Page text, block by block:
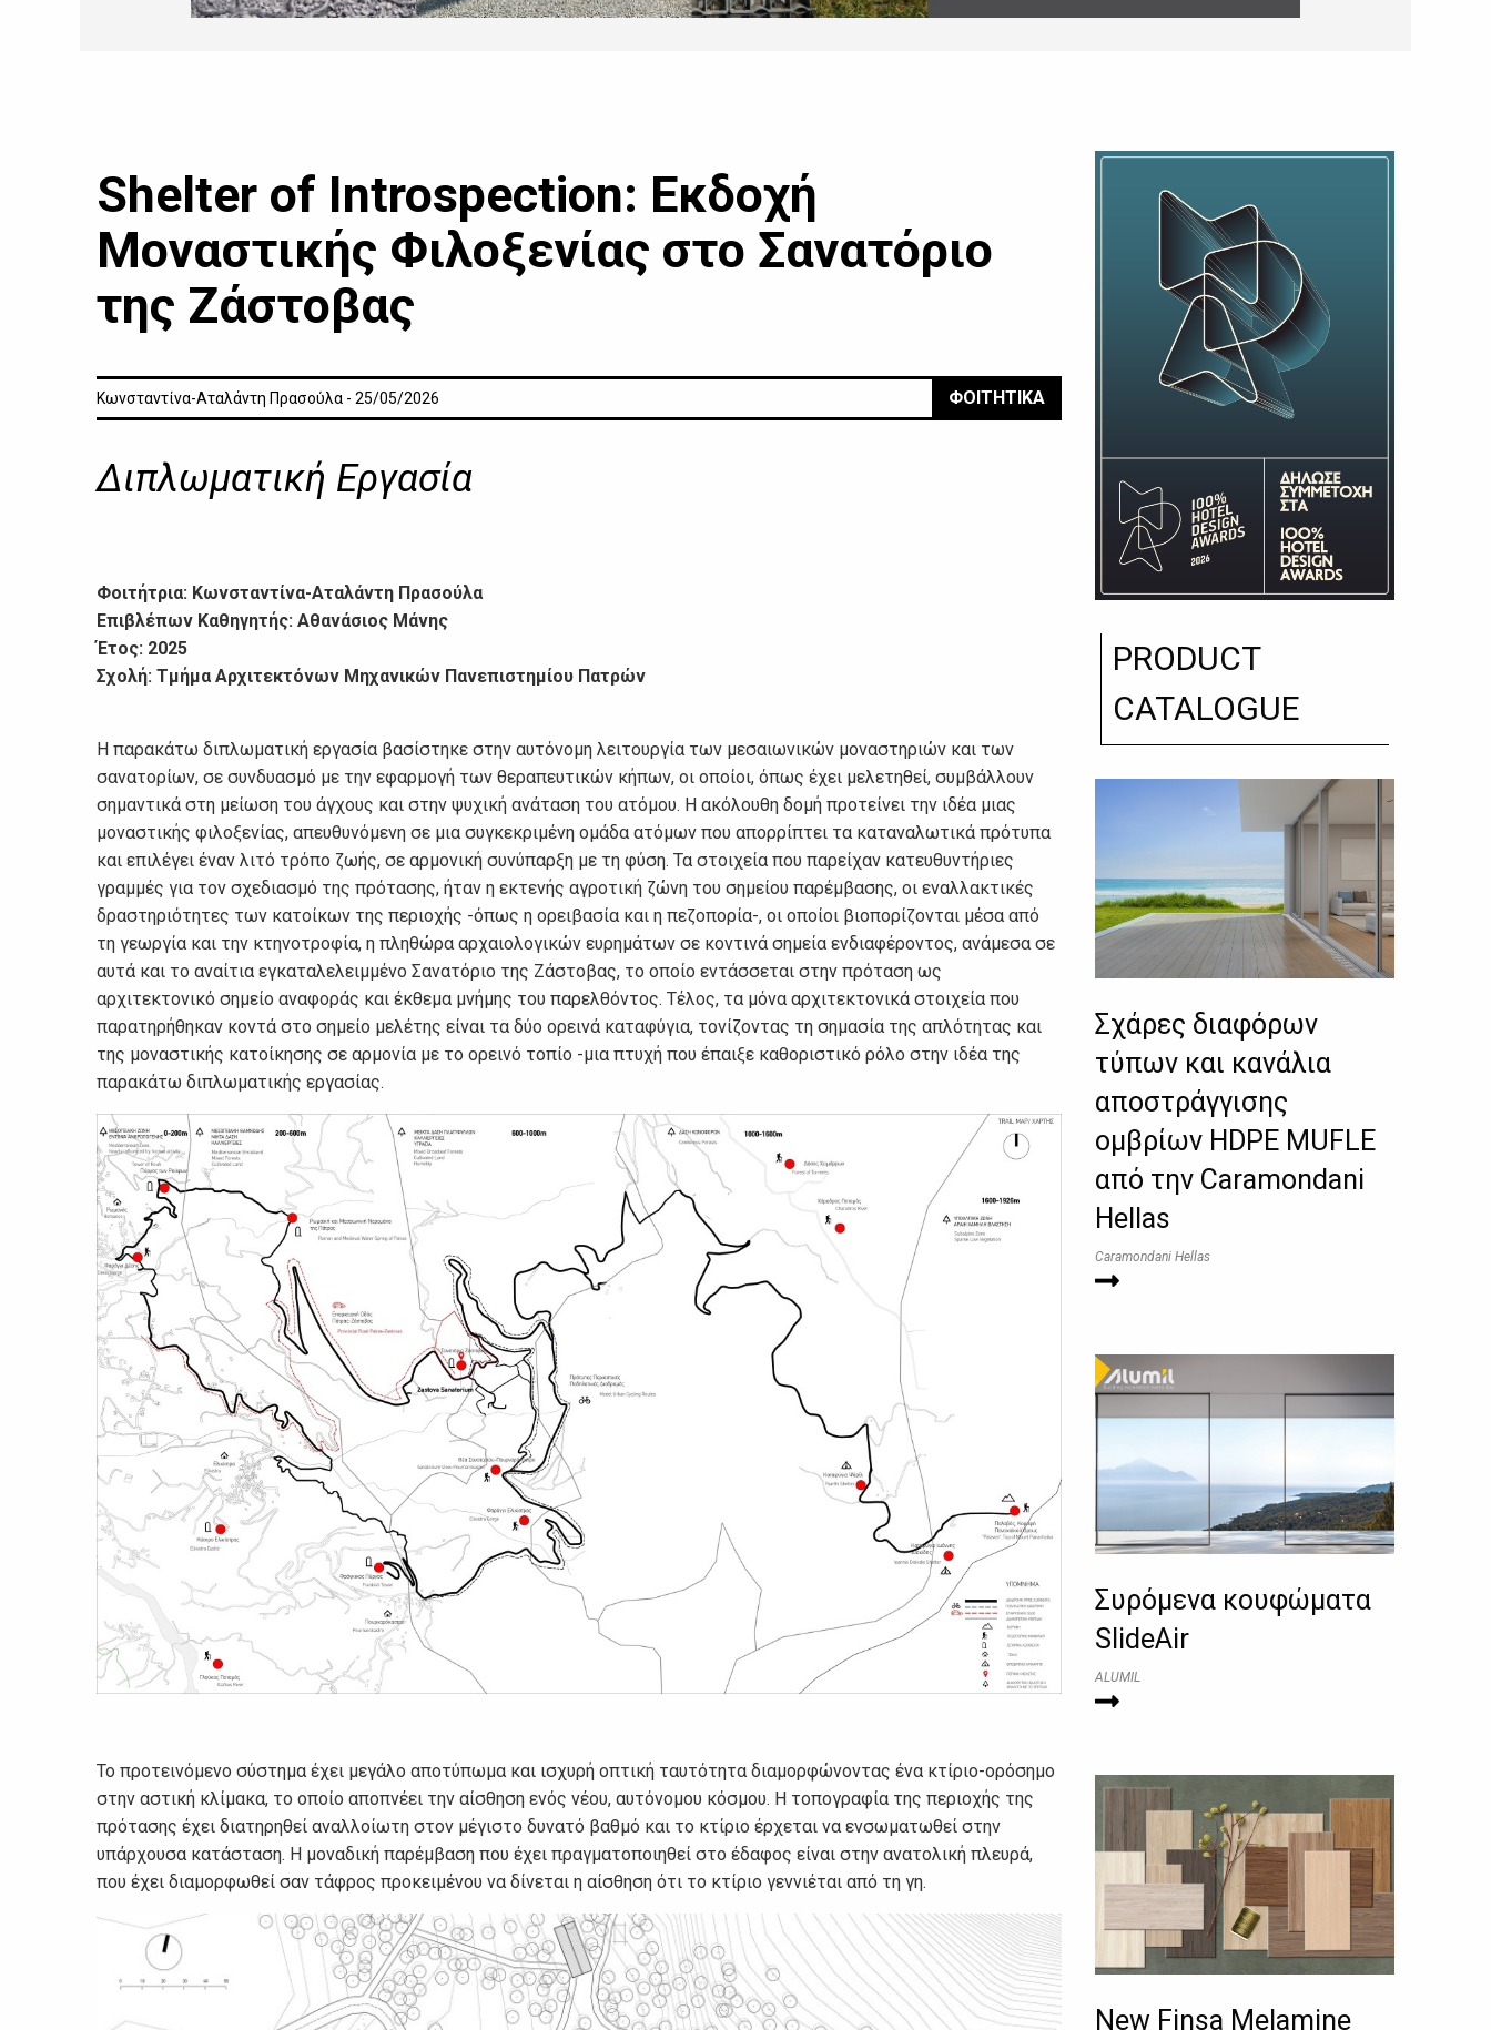
Shelter of Introspection: Εκδοχή
Μοναστικής Φιλοξενίας στο Σανατόριο
της Ζάστοβας
Κωνσταντίνα-Αταλάντη Πρασούλα - 25/05/2026 ΦΟΙΤΗΤΙΚΑ
Διπλωματική Εργασία
Φοιτήτρια: Κωνσταντίνα-Αταλάντη Πρασούλα
Επιβλέπων Καθηγητής: Αθανάσιος Μάνης
Έτος: 2025
Σχολή: Τμήμα Αρχιτεκτόνων Μηχανικών Πανεπιστημίου Πατρών
Η παρακάτω διπλωματική εργασία βασίστηκε στην αυτόνομη λειτουργία των μεσαιωνικών μοναστηριών και των
σανατορίων, σε συνδυασμό με την εφαρμογή των θεραπευτικών κήπων, οι οποίοι, όπως έχει μελετηθεί, συμβάλλουν
σημαντικά στη μείωση του άγχους και στην ψυχική ανάταση του ατόμου. Η ακόλουθη δομή προτείνει την ιδέα μιας
μοναστικής φιλοξενίας, απευθυνόμενη σε μια συγκεκριμένη ομάδα ατόμων που απορρίπτει τα καταναλωτικά πρότυπα
και επιλέγει έναν λιτό τρόπο ζωής, σε αρμονική συνύπαρξη με τη φύση. Τα στοιχεία που παρείχαν κατευθυντήριες
γραμμές για τον σχεδιασμό της πρότασης, ήταν η εκτενής αγροτική ζώνη του σημείου παρέμβασης, οι εναλλακτικές
δραστηριότητες των κατοίκων της περιοχής -όπως η ορειβασία και η πεζοπορία-, οι οποίοι βιοπορίζονται μέσα από
τη γεωργία και την κτηνοτροφία, η πληθώρα αρχαιολογικών ευρημάτων σε κοντινά σημεία ενδιαφέροντος, ανάμεσα σε
αυτά και το αναίτια εγκαταλελειμμένο Σανατόριο της Ζάστοβας, το οποίο εντάσσεται στην πρόταση ως
αρχιτεκτονικό σημείο αναφοράς και έκθεμα μνήμης του παρελθόντος. Τέλος, τα μόνα αρχιτεκτονικά στοιχεία που
παρατηρήθηκαν κοντά στο σημείο μελέτης είναι τα δύο ορεινά καταφύγια, τονίζοντας τη σημασία της απλότητας και
της μοναστικής κατοίκησης σε αρμονία με το ορεινό τοπίο -μια πτυχή που έπαιξε καθοριστικό ρόλο στην ιδέα της
παρακάτω διπλωματικής εργασίας.
Το προτεινόμενο σύστημα έχει μεγάλο αποτύπωμα και ισχυρή οπτική ταυτότητα διαμορφώνοντας ένα κτίριο-ορόσημο
στην αστική κλίμακα, το οποίο αποπνέει την αίσθηση ενός νέου, αυτόνομου κόσμου. Η τοπογραφία της περιοχής της
πρότασης έχει διατηρηθεί αναλλοίωτη στον μέγιστο δυνατό βαθμό και το κτίριο έρχεται να ενσωματωθεί στην
υπάρχουσα κατάσταση. Η μοναδική παρέμβαση που έχει πραγματοποιηθεί στο έδαφος είναι στην ανατολική πλευρά,
που έχει διαμορφωθεί σαν τάφρος προκειμένου να δίνεται η αίσθηση ότι το κτίριο γεννιέται από τη γη.
PRODUCT
CATALOGUE
Σχάρες διαφόρων
τύπων και κανάλια
αποστράγγισης
ομβρίων HDPE MUFLE
από την Caramondani
Hellas
Caramondani Hellas
Συρόμενα κουφώματα
SlideAir
ALUMIL
New Finsa Melamine